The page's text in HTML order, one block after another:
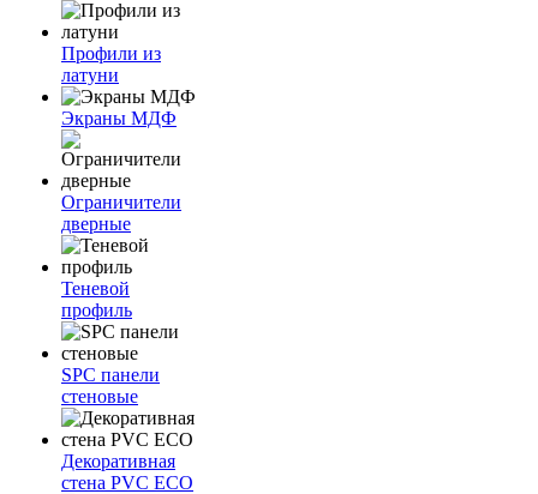
Профили из
латуни
Экраны МДФ
Ограничители
дверные
Теневой
профиль
SPC панели
стеновые
Декоративная
стена PVC ECO